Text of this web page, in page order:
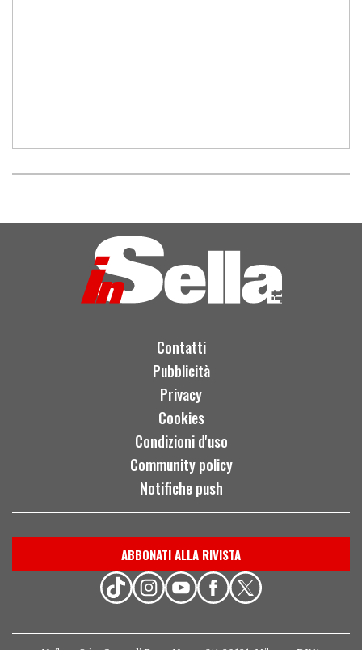
Contatti
Pubblicità
Privacy
Cookies
Condizioni d'uso
Community policy
Notifiche push
ABBONATI ALLA RIVISTA